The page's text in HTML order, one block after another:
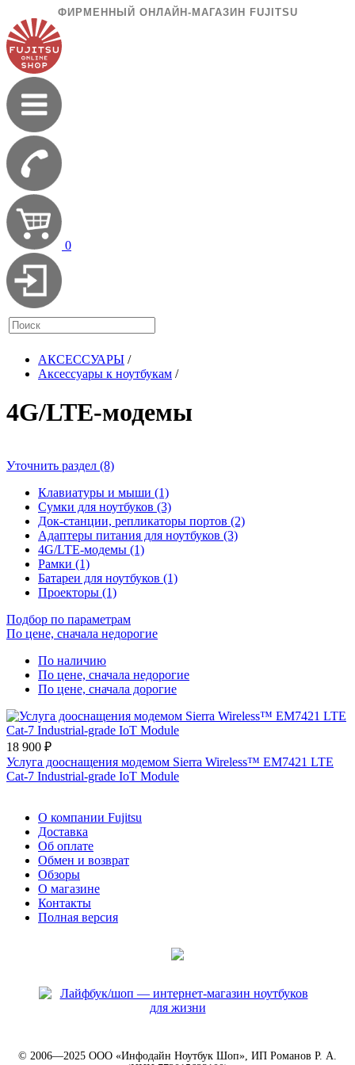
ФИРМЕННЫЙ ОНЛАЙН-МАГАЗИН FUJITSU
0
АКСЕССУАРЫ /
Аксессуары к ноутбукам /
4G/LTE-модемы
Уточнить раздел (8)
Клавиатуры и мыши (1)
Сумки для ноутбуков (3)
Док-станции, репликаторы портов (2)
Адаптеры питания для ноутбуков (3)
4G/LTE-модемы (1)
Рамки (1)
Батареи для ноутбуков (1)
Проекторы (1)
Подбор по параметрам
По цене, сначала недорогие
По наличию
По цене, сначала недорогие
По цене, сначала дорогие
18 900 ₽
Услуга дооснащения модемом Sierra Wireless™ EM7421 LTE
Cat-7 Industrial-grade IoT Module
О компании Fujitsu
Доставка
Об оплате
Обмен и возврат
Обзоры
О магазине
Контакты
Полная версия
© 2006—2025 ООО «Инфодайн Ноутбук Шоп», ИП Романов Р. А.